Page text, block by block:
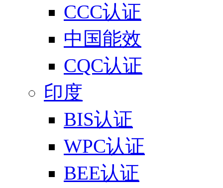
CCC认证
中国能效
CQC认证
印度
BIS认证
WPC认证
BEE认证